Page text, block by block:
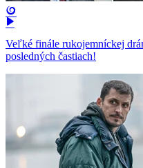
Veľké finále rukojemníckej
posledných častiach!